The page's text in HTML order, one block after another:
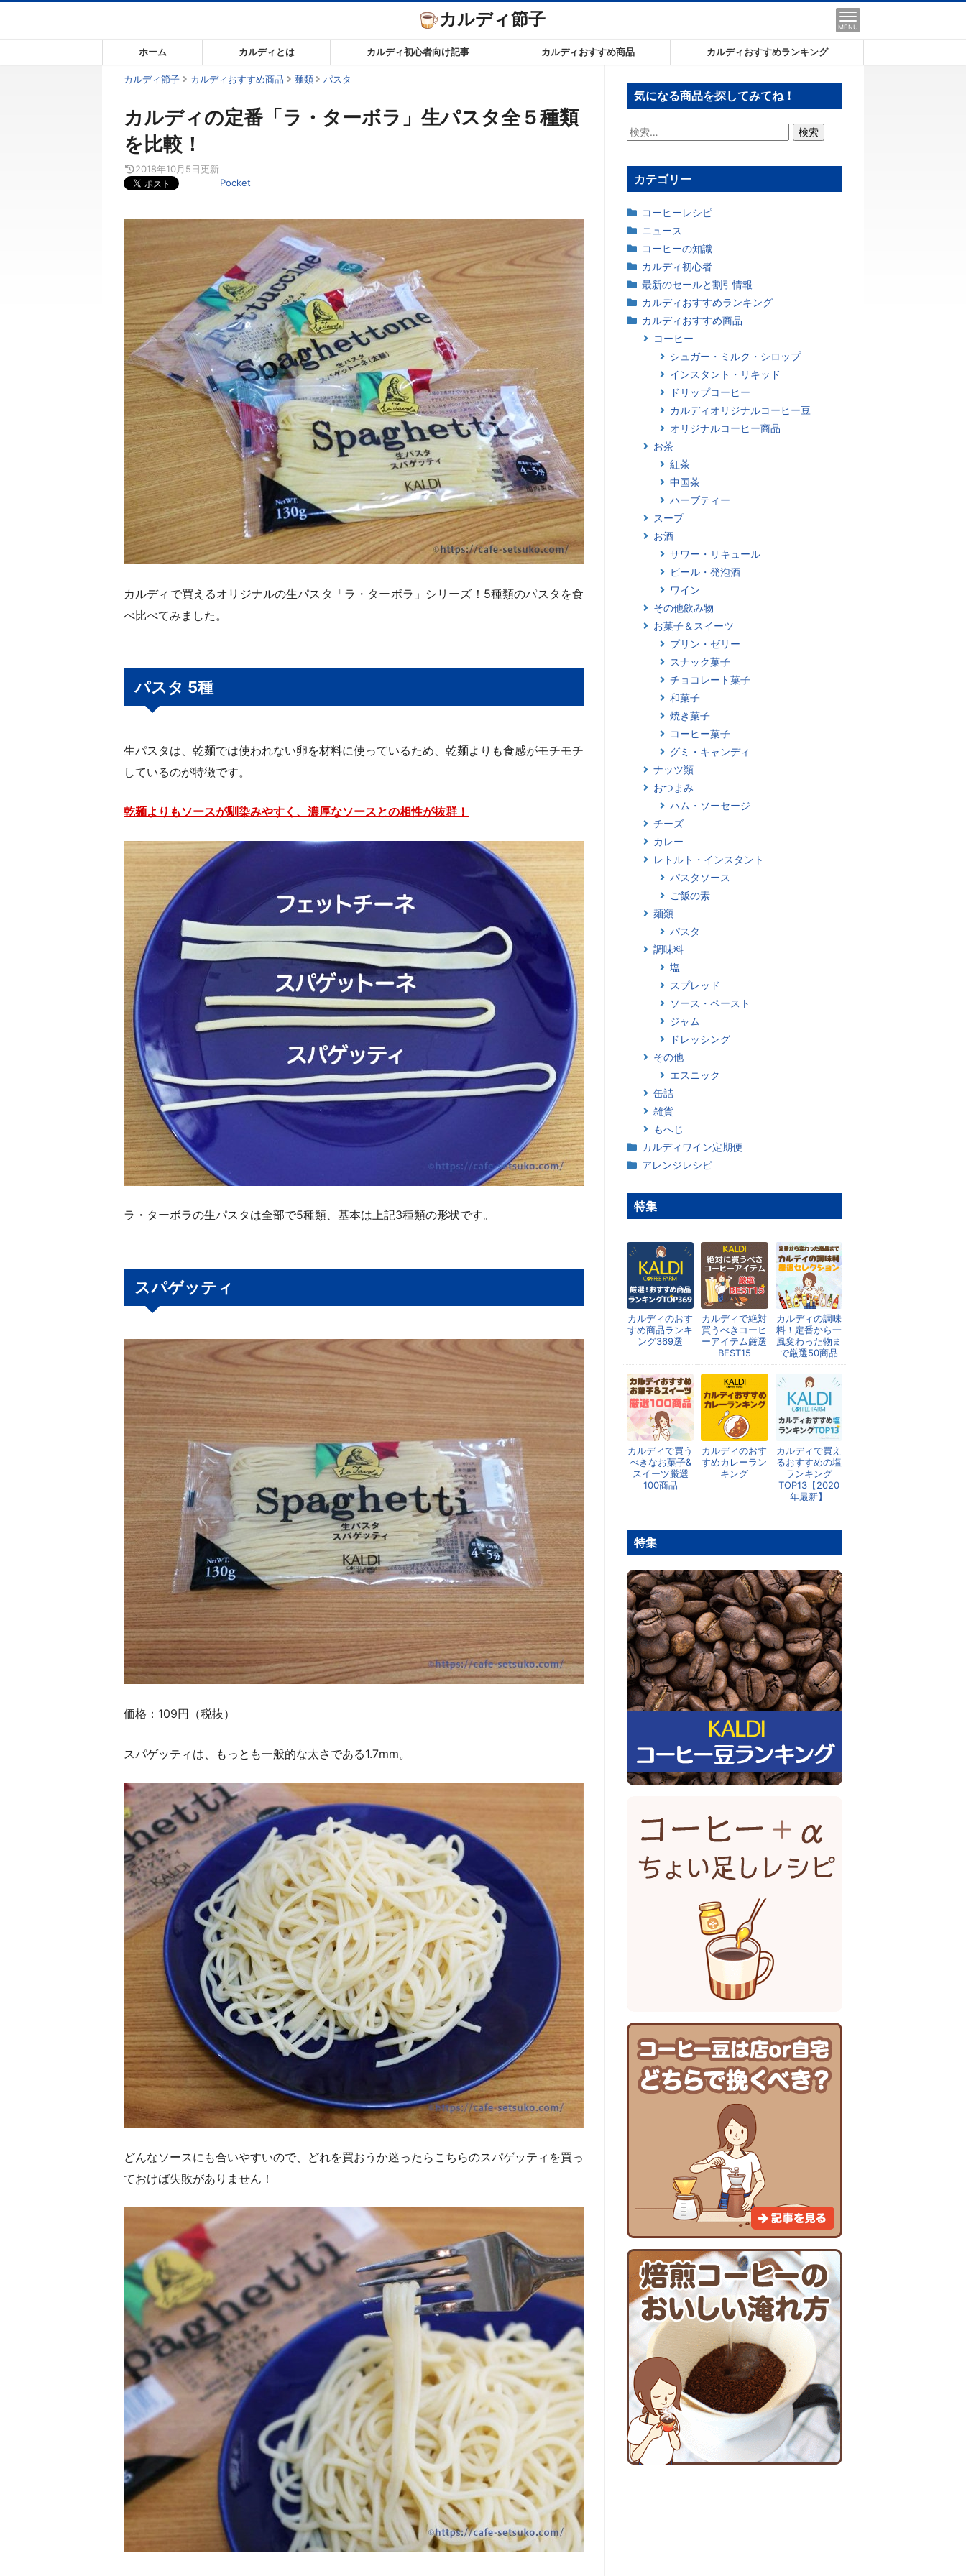
ン
カルディ節子 MENU
ホーム カルディとは カルディ初心者向け記事 カルディおすすめ商品 カルディおすすめランキング
カルディ節子 カルディおすすめ商品 麺類 パスタ
カルディの定番「ラ・ターボラ」生パスタ全５種類
を比較！
2018年10月5日更新
Pocket
カルディで買えるオリジナルの生パスタ「ラ・ターボラ」シリーズ！5種類のパスタを食
べ比べてみました。
パスタ 5種
生パスタは、乾麺では使われない卵を材料に使っているため、乾麺よりも食感がモチモチ
しているのが特徴です。
乾麺よりもソースが馴染みやすく、濃厚なソースとの相性が抜群！
ラ・ターボラの生パスタは全部で5種類、基本は上記3種類の形状です。
スパゲッティ
価格：109円（税抜）
スパゲッティは、もっとも一般的な太さである1.7mm。
どんなソースにも合いやすいので、どれを買おうか迷ったらこちらのスパゲッティを買っ
ておけば失敗がありません！
気になる商品を探してみてね！
検
カテゴリー
コーヒーレシピ
ニュース
コーヒーの知識
カルディ初心者
最新のセールと割引情報
カルディおすすめランキング
カルディおすすめ商品
コーヒー
シュガー・ミルク・シロップ
インスタント・リキッド
ドリップコーヒー
カルディオリジナルコーヒー豆
オリジナルコーヒー商品
お茶
紅茶
中国茶
ハーブティー
スープ
お酒
サワー・リキュール
ビール・発泡酒
ワイン
その他飲み物
お菓子＆スイーツ
プリン・ゼリー
スナック菓子
チョコレート菓子
和菓子
焼き菓子
コーヒー菓子
グミ・キャンディ
ナッツ類
おつまみ
ハム・ソーセージ
チーズ
カレー
レトルト・インスタント
パスタソース
ご飯の素
麺類
パスタ
調味料
塩
スプレッド
ソース・ペースト
ジャム
ドレッシング
その他
エスニック
缶詰
雑貨
もへじ
カルディワイン定期便
アレンジレシピ
特集
カルディのおす
すめ商品ランキ
ング369選
カルディで絶対
買うべきコーヒ
ーアイテム厳選
BEST15
カルディの調味
料！定番から一
風変わった物ま
で厳選50商品
カルディで買う
べきなお菓子&
スイーツ厳選
100商品
カルディのおす
すめカレーラン
キング
カルディで買え
るおすすめの塩
ランキング
TOP13【2020
年最新】
特集